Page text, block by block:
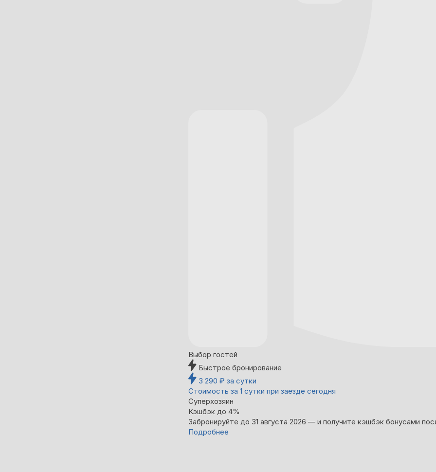
Выбор гостей
Быстрое бронирование
3 290 ₽ за сутки
Стоимость за 1 сутки при заезде сегодня
Суперхозяин
Кэшбэк до 4%
Забронируйте до 31 августа 2026 — и получите кэшбэк бонусами
Подробнее